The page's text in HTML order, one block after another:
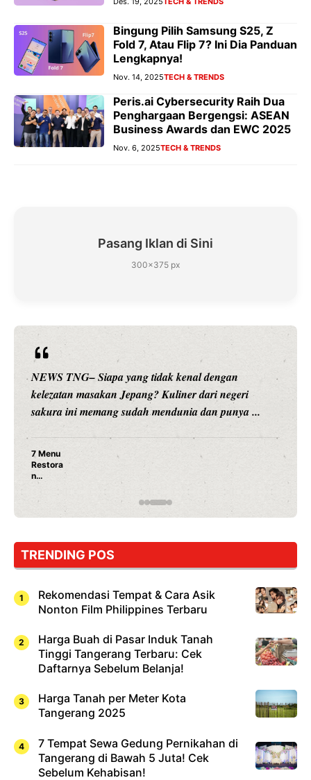
Bingung Pilih Samsung S25, Z
Fold 7, Atau Flip 7? Ini Dia Panduan
Lengkapnya!
Nov. 14, 2025TECH & TRENDS
Peris.ai Cybersecurity Raih Dua
Penghargaan Bergengsi: ASEAN
Business Awards dan EWC 2025
Nov. 6, 2025TECH & TRENDS
Pasang Iklan di Sini
300×375 px
NEWS TNG– Siapa sangka, dua nama besar di dunia
hiburan, Nunung Srimulat dan Vicky Prasetyo, kini
merambah dunia kuliner dengan ...
Nunung Srimulat & Vicky Prasetyo Buka Restoran
Rahasia Mami Bikin Nagih!
TRENDING POS
Rekomendasi Tempat & Cara Asik
Nonton Film Philippines Terbaru
Harga Buah di Pasar Induk Tanah
Tinggi Tangerang Terbaru: Cek
Daftarnya Sebelum Belanja!
Harga Tanah per Meter Kota
Tangerang 2025
7 Tempat Sewa Gedung Pernikahan di
Tangerang di Bawah 5 Juta! Cek
Sebelum Kehabisan!